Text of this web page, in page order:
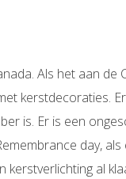
Als het aan
kerstdecoraties.
is. Er is een
day,
al